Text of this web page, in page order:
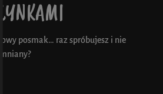
posmak… raz spróbujesz i nie